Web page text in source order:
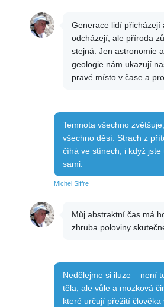
Generace lidí přicházejí
odcházejí, ale příroda
stejná. Jen astronomie a
geologie nám ukazují
pravé místo v čase a
Temnota všechno zvětšuje,
všechno děsí. Strach z
číhá ve stínech, i když jste
sami.
Michel Siffre
Můj abstraktní čas má
zhruba poloviny
Nedělejme si iluze – není
těla, ale vůle a mozková
které určují přežití člověka